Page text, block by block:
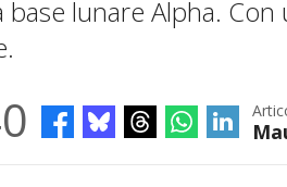
base lunare Alpha.